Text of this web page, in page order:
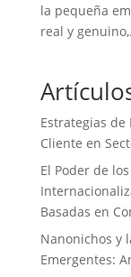
la pequeña
real y
Estrategias
Cliente en
El Poder de
Basadas en
Nanonichos y
Emergentes: